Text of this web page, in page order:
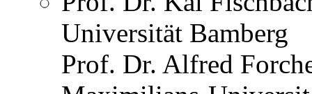
Universität Bamberg
Prof. Dr. Alfred